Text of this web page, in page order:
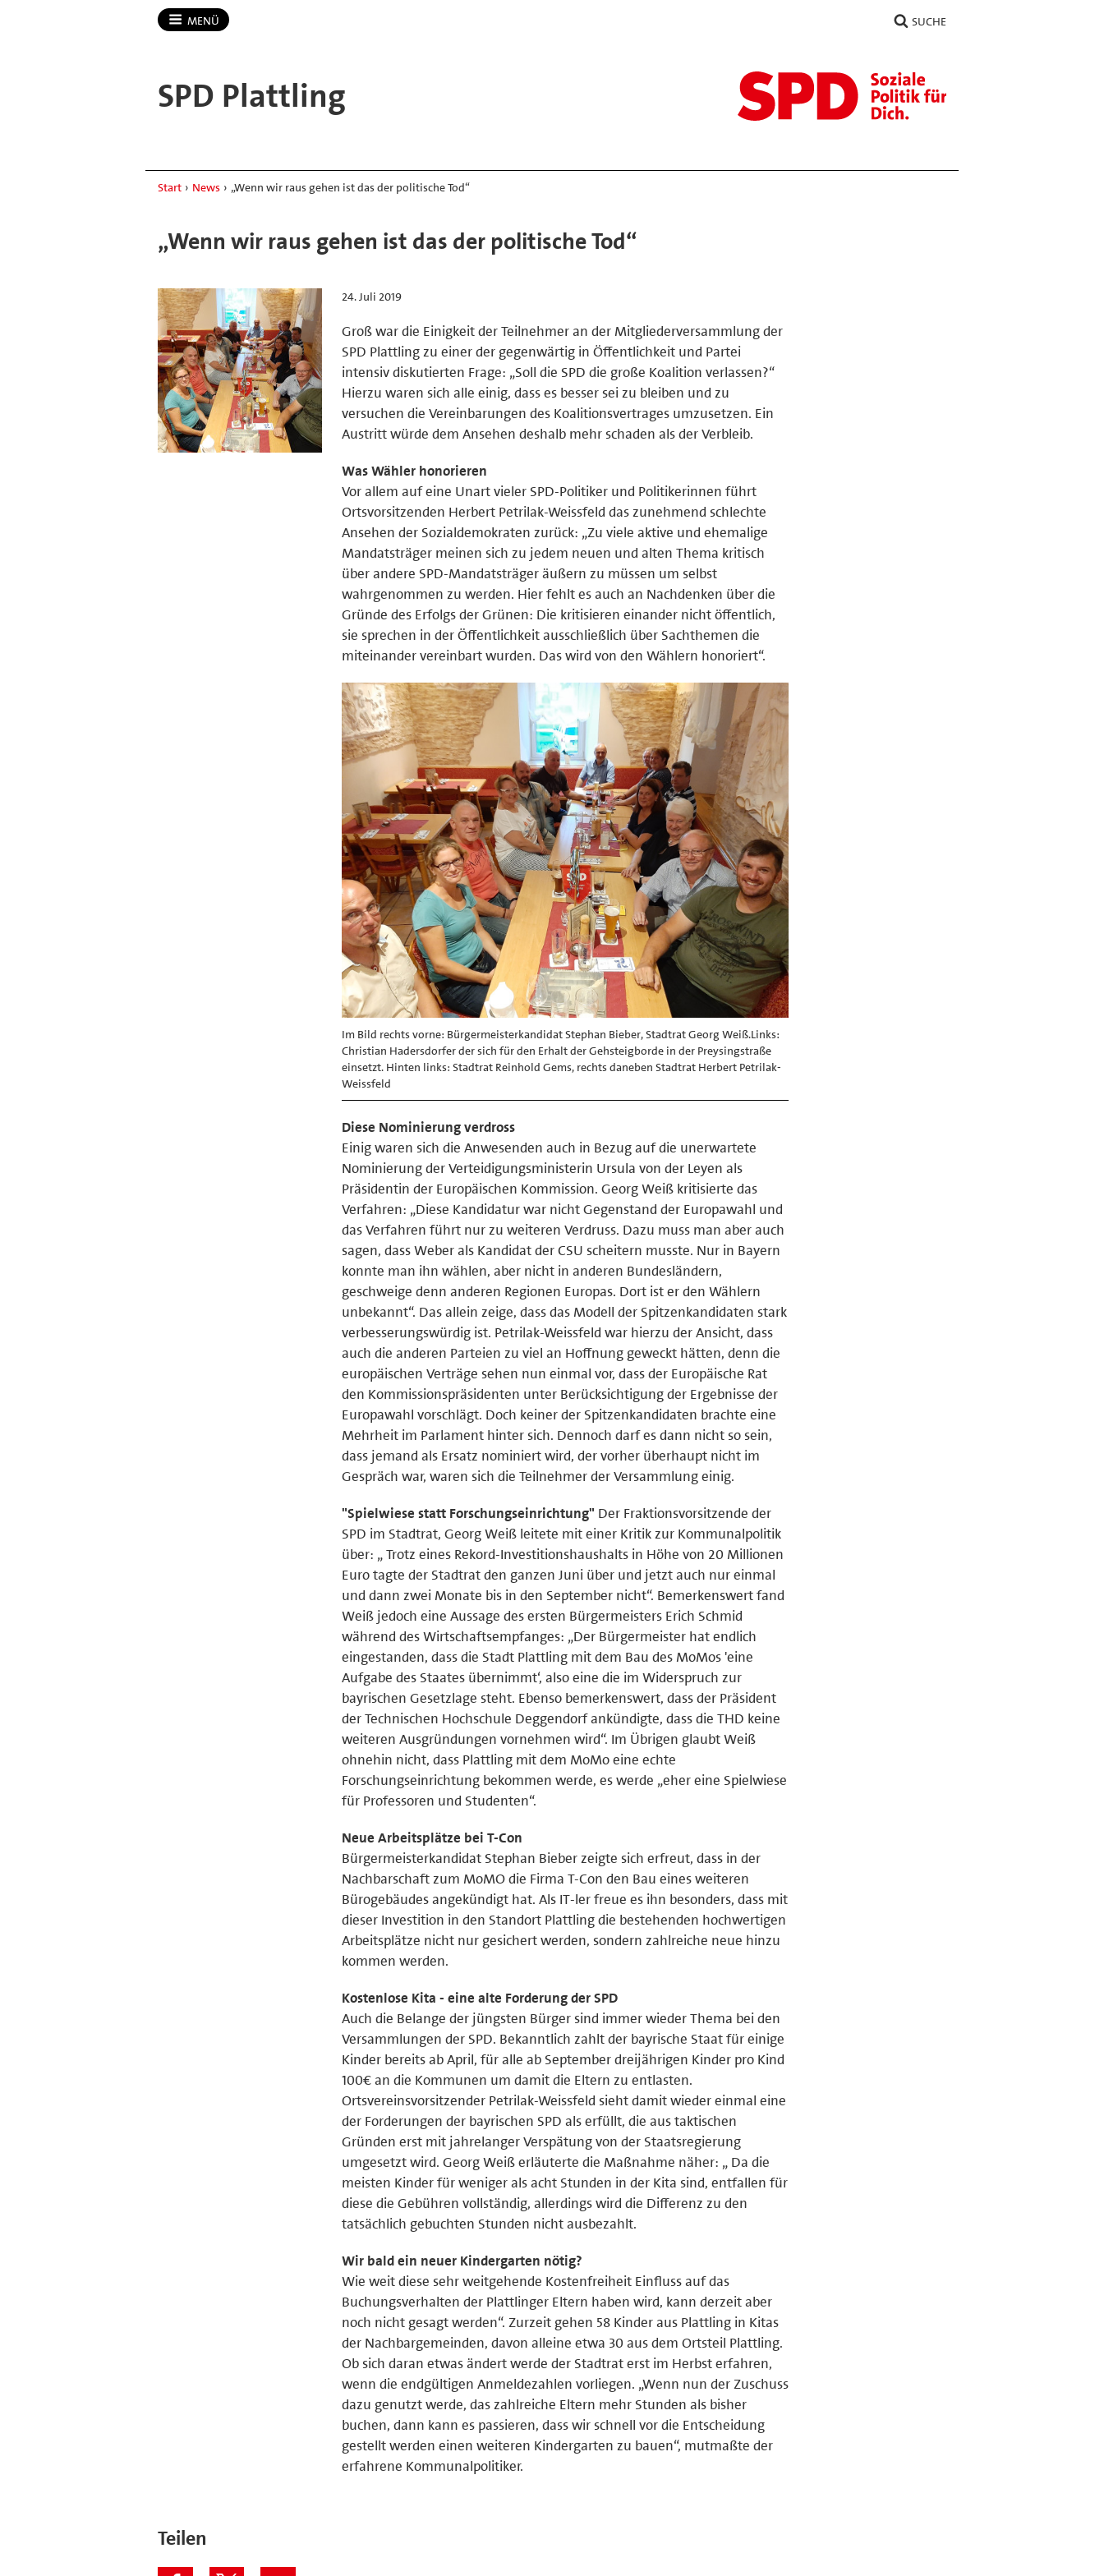
MENÜ SUCHE
SPD Plattling
Start › News › „Wenn wir raus gehen ist das der politische Tod“
„Wenn wir raus gehen ist das der politische Tod“
24. Juli 2019
Groß war die Einigkeit der Teilnehmer an der Mitgliederversammlung der
SPD Plattling zu einer der gegenwärtig in Öffentlichkeit und Partei
intensiv diskutierten Frage: „Soll die SPD die große Koalition verlassen?“
Hierzu waren sich alle einig, dass es besser sei zu bleiben und zu
versuchen die Vereinbarungen des Koalitionsvertrages umzusetzen. Ein
Austritt würde dem Ansehen deshalb mehr schaden als der Verbleib.
Was Wähler honorieren
Vor allem auf eine Unart vieler SPD-Politiker und Politikerinnen führt
Ortsvorsitzenden Herbert Petrilak-Weissfeld das zunehmend schlechte
Ansehen der Sozialdemokraten zurück: „Zu viele aktive und ehemalige
Mandatsträger meinen sich zu jedem neuen und alten Thema kritisch
über andere SPD-Mandatsträger äußern zu müssen um selbst
wahrgenommen zu werden. Hier fehlt es auch an Nachdenken über die
Gründe des Erfolgs der Grünen: Die kritisieren einander nicht öffentlich,
sie sprechen in der Öffentlichkeit ausschließlich über Sachthemen die
miteinander vereinbart wurden. Das wird von den Wählern honoriert“.
Im Bild rechts vorne: Bürgermeisterkandidat Stephan Bieber, Stadtrat Georg Weiß.Links:
Christian Hadersdorfer der sich für den Erhalt der Gehsteigborde in der Preysingstraße
einsetzt. Hinten links: Stadtrat Reinhold Gems, rechts daneben Stadtrat Herbert Petrilak-
Weissfeld
Diese Nominierung verdross
Einig waren sich die Anwesenden auch in Bezug auf die unerwartete
Nominierung der Verteidigungsministerin Ursula von der Leyen als
Präsidentin der Europäischen Kommission. Georg Weiß kritisierte das
Verfahren: „Diese Kandidatur war nicht Gegenstand der Europawahl und
das Verfahren führt nur zu weiteren Verdruss. Dazu muss man aber auch
sagen, dass Weber als Kandidat der CSU scheitern musste. Nur in Bayern
konnte man ihn wählen, aber nicht in anderen Bundesländern,
geschweige denn anderen Regionen Europas. Dort ist er den Wählern
unbekannt“. Das allein zeige, dass das Modell der Spitzenkandidaten stark
verbesserungswürdig ist. Petrilak-Weissfeld war hierzu der Ansicht, dass
auch die anderen Parteien zu viel an Hoffnung geweckt hätten, denn die
europäischen Verträge sehen nun einmal vor, dass der Europäische Rat
den Kommissionspräsidenten unter Berücksichtigung der Ergebnisse der
Europawahl vorschlägt. Doch keiner der Spitzenkandidaten brachte eine
Mehrheit im Parlament hinter sich. Dennoch darf es dann nicht so sein,
dass jemand als Ersatz nominiert wird, der vorher überhaupt nicht im
Gespräch war, waren sich die Teilnehmer der Versammlung einig.
"Spielwiese statt Forschungseinrichtung" Der Fraktionsvorsitzende der
SPD im Stadtrat, Georg Weiß leitete mit einer Kritik zur Kommunalpolitik
über: „ Trotz eines Rekord-Investitionshaushalts in Höhe von 20 Millionen
Euro tagte der Stadtrat den ganzen Juni über und jetzt auch nur einmal
und dann zwei Monate bis in den September nicht“. Bemerkenswert fand
Weiß jedoch eine Aussage des ersten Bürgermeisters Erich Schmid
während des Wirtschaftsempfanges: „Der Bürgermeister hat endlich
eingestanden, dass die Stadt Plattling mit dem Bau des MoMos 'eine
Aufgabe des Staates übernimmt‘, also eine die im Widerspruch zur
bayrischen Gesetzlage steht. Ebenso bemerkenswert, dass der Präsident
der Technischen Hochschule Deggendorf ankündigte, dass die THD keine
weiteren Ausgründungen vornehmen wird“. Im Übrigen glaubt Weiß
ohnehin nicht, dass Plattling mit dem MoMo eine echte
Forschungseinrichtung bekommen werde, es werde „eher eine Spielwiese
für Professoren und Studenten“.
Neue Arbeitsplätze bei T-Con
Bürgermeisterkandidat Stephan Bieber zeigte sich erfreut, dass in der
Nachbarschaft zum MoMO die Firma T-Con den Bau eines weiteren
Bürogebäudes angekündigt hat. Als IT-ler freue es ihn besonders, dass mit
dieser Investition in den Standort Plattling die bestehenden hochwertigen
Arbeitsplätze nicht nur gesichert werden, sondern zahlreiche neue hinzu
kommen werden.
Kostenlose Kita - eine alte Forderung der SPD
Auch die Belange der jüngsten Bürger sind immer wieder Thema bei den
Versammlungen der SPD. Bekanntlich zahlt der bayrische Staat für einige
Kinder bereits ab April, für alle ab September dreijährigen Kinder pro Kind
100€ an die Kommunen um damit die Eltern zu entlasten.
Ortsvereinsvorsitzender Petrilak-Weissfeld sieht damit wieder einmal eine
der Forderungen der bayrischen SPD als erfüllt, die aus taktischen
Gründen erst mit jahrelanger Verspätung von der Staatsregierung
umgesetzt wird. Georg Weiß erläuterte die Maßnahme näher: „ Da die
meisten Kinder für weniger als acht Stunden in der Kita sind, entfallen für
diese die Gebühren vollständig, allerdings wird die Differenz zu den
tatsächlich gebuchten Stunden nicht ausbezahlt.
Wir bald ein neuer Kindergarten nötig?
Wie weit diese sehr weitgehende Kostenfreiheit Einfluss auf das
Buchungsverhalten der Plattlinger Eltern haben wird, kann derzeit aber
noch nicht gesagt werden“. Zurzeit gehen 58 Kinder aus Plattling in Kitas
der Nachbargemeinden, davon alleine etwa 30 aus dem Ortsteil Plattling.
Ob sich daran etwas ändert werde der Stadtrat erst im Herbst erfahren,
wenn die endgültigen Anmeldezahlen vorliegen. „Wenn nun der Zuschuss
dazu genutzt werde, das zahlreiche Eltern mehr Stunden als bisher
buchen, dann kann es passieren, dass wir schnell vor die Entscheidung
gestellt werden einen weiteren Kindergarten zu bauen“, mutmaßte der
erfahrene Kommunalpolitiker.
Teilen